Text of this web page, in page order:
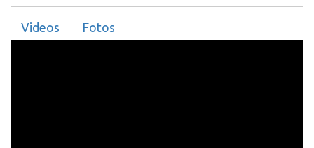
Videos Fotos